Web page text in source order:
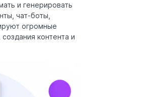
и генерировать
чат-боты,
огромные
контента и